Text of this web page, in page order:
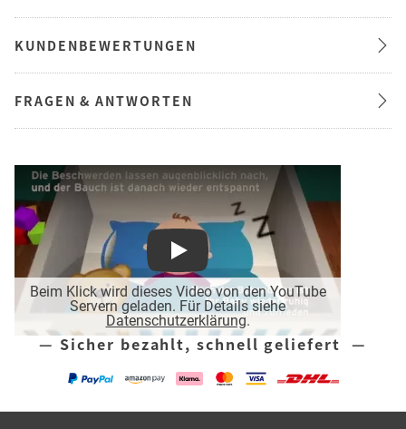
KUNDENBEWERTUNGEN
FRAGEN & ANTWORTEN
Beim Klick wird dieses Video von den YouTube
Servern geladen. Für Details siehe
Datenschutzerklärung.
Play
— Sicher bezahlt, schnell geliefert —